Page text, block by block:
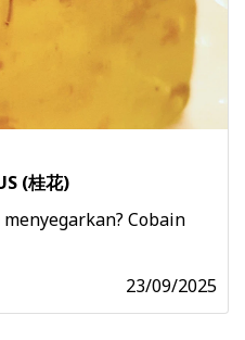
(桂花)
Cobain
23/09/2025